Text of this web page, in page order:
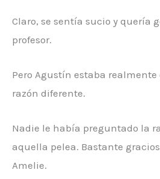
Claro, se sentía sucio y quería
profesor.
Pero Agustín estaba
razón diferente.
Nadie le había preguntado la
aquella pelea. Bastante
Amelie.